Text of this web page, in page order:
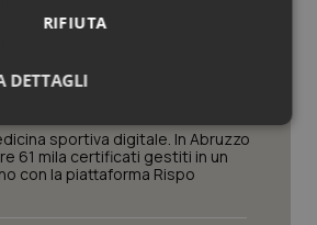
& Testa Collo
liste d’attesa e i dati del I
epidemiologico?
sportiva digitale. In Abruzzo
61 mila certificati gestiti in un
con la piattaforma Rispo
RIFIUTA
DETTAGLI
Statistici Marketing